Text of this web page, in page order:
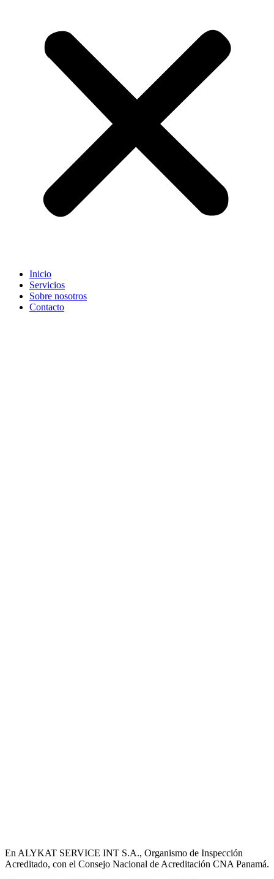
Inicio
Servicios
Sobre nosotros
Contacto
En ALYKAT SERVICE INT S.A., Organismo de Inspección
Acreditado, con el Consejo Nacional de Acreditación CNA Panamá.